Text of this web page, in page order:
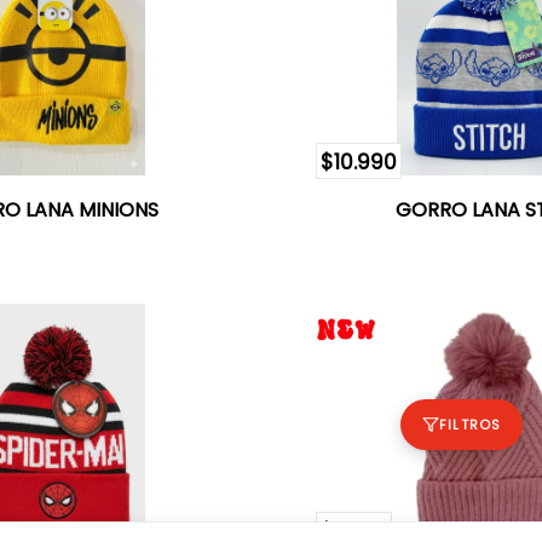
FILTROS
LANA MINIONS
$10.990
GORRO LANA
$5.750